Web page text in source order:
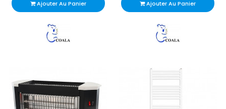
Ajouter Au Panier Ajouter Au Panier